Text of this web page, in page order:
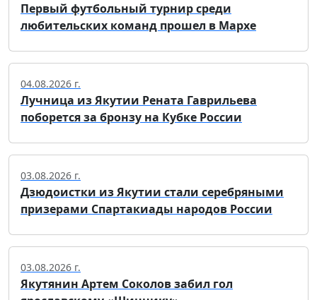
Первый футбольный турнир среди
любительских команд прошел в Мархе
04.08.2026 г.
Лучница из Якутии Рената Гаврильева
поборется за бронзу на Кубке России
03.08.2026 г.
Дзюдоистки из Якутии стали серебряными
призерами Спартакиады народов России
03.08.2026 г.
Якутянин Артем Соколов забил гол